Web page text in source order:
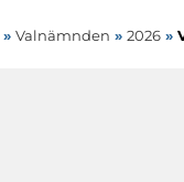
» Valnämnden » 2026 »